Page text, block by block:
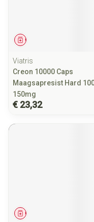
Geneesmiddel
Viatris
Creon 10000 Caps
Maagsapresist Hard
150mg
€ 23,32
Geneesmiddel